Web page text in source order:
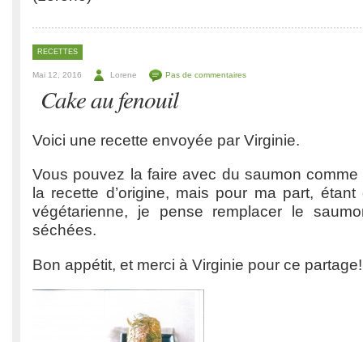
RECETTES
Mai 12, 2016 Lorene Pas de commentaires
Cake au fenouil
Voici une recette envoyée par Virginie.
Vous pouvez la faire avec du saumon
la recette d’origine, mais pour ma part,
végétarienne, je pense remplacer le
séchées.
Bon appétit, et merci à Virginie pour ce partage!